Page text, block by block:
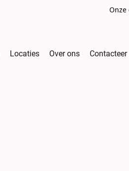
Locaties Over ons